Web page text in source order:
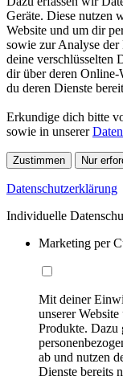
Geräte. Diese nutzen
Website und um dir
sowie zur Analyse
deine verschlüsselten
dir über deren Online-
du deren Dienste
Erkundige dich bitte
sowie in unserer
Zustimmen Nur
Datenschutzerklärung
Individuelle
Marketing per
Mit deiner
unserer
Produkte. Dazu
ab und nutzen
Dienste bereits